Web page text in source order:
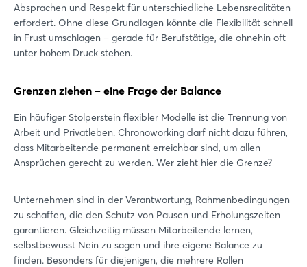
Absprachen und Respekt für unterschiedliche Lebensrealitäten
erfordert. Ohne diese Grundlagen könnte die Flexibilität schnell
in Frust umschlagen – gerade für Berufstätige, die ohnehin oft
unter hohem Druck stehen.
Grenzen ziehen – eine Frage der Balance
Ein häufiger Stolperstein flexibler Modelle ist die Trennung von
Arbeit und Privatleben. Chronoworking darf nicht dazu führen,
dass Mitarbeitende permanent erreichbar sind, um allen
Ansprüchen gerecht zu werden. Wer zieht hier die Grenze?
Unternehmen sind in der Verantwortung, Rahmenbedingungen
zu schaffen, die den Schutz von Pausen und Erholungszeiten
garantieren. Gleichzeitig müssen Mitarbeitende lernen,
selbstbewusst Nein zu sagen und ihre eigene Balance zu
finden. Besonders für diejenigen, die mehrere Rollen